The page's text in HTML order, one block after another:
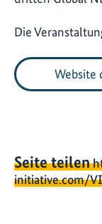
Die
Website
Seite teilen
initiative.com/